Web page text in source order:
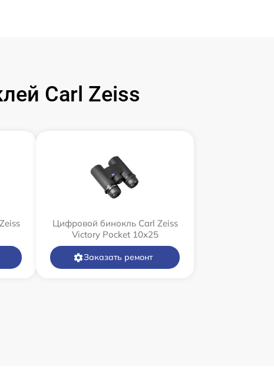
Carl Zeiss
Цифровой бинокль Carl Zeiss
Victory Pocket 10x25
Заказать ремонт